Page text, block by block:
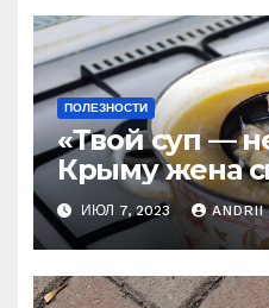
ПОЛЕЗНОСТИ
«Твой суп —
Крыму жена
наказала
нелестный
стряпне
ИЮЛ 7, 2023 ANDRII